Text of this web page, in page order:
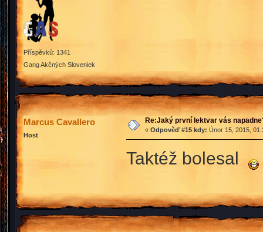
Příspěvků: 1341
Gang Akčných Sloveniek
Marcus Cavallero
Host
Re:Jaký první lektvar vás
« Odpověď #15 kdy: Únor 15, 2015,
Taktéž bolesal